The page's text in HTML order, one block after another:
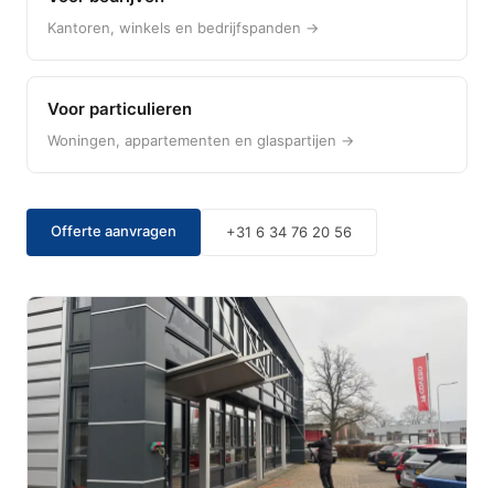
Kantoren, winkels en bedrijfspanden →
Voor particulieren
Woningen, appartementen en glaspartijen →
Offerte aanvragen +31 6 34 76 20 56